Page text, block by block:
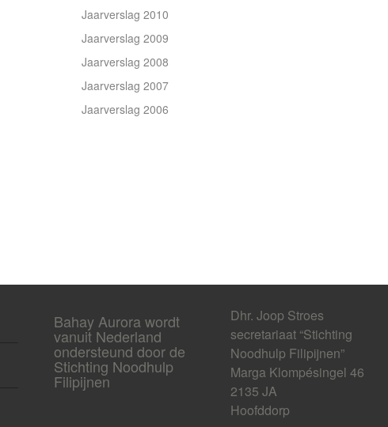
Jaarverslag 2010
Jaarverslag 2009
Jaarverslag 2008
Jaarverslag 2007
Jaarverslag 2006
Bahay Aurora wordt
vanuit Nederland
ondersteund door de
Stichting Noodhulp
Filipijnen
Dhr. Joop Stroes
secretariaat “Stichting
Noodhulp Filipijnen”
Marga Klompésingel 46
2135 JA
Hoofddorp